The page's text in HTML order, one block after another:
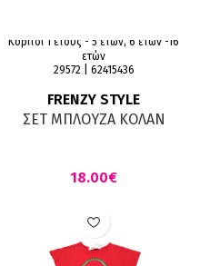
Κορίτσι 1 έτους - 5 ετών, 6 ετών -16
ετών
29572 | 62415436
FRENZY STYLE
ΣΕΤ ΜΠΛΟΥΖΑ ΚΟΛΑΝ
€